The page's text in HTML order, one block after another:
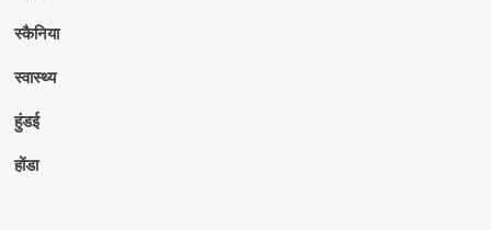
स्कैनिया
स्वास्थ्य
हुंडई
होंडा